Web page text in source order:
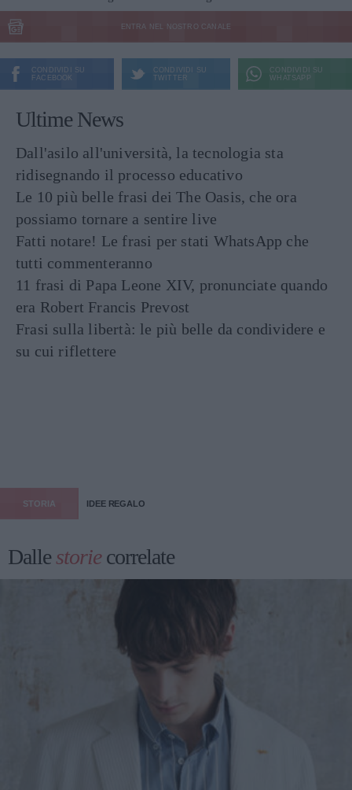
ENTRA NEL NOSTRO CANALE
CONDIVIDI SU
FACEBOOK
CONDIVIDI SU
TWITTER
CONDIVIDI SU
WHATSAPP
Ultime News
Dall'asilo all'università, la tecnologia sta
ridisegnando il processo educativo
Le 10 più belle frasi dei The Oasis, che ora
possiamo tornare a sentire live
Fatti notare! Le frasi per stati WhatsApp che
tutti commenteranno
11 frasi di Papa Leone XIV, pronunciate quando
era Robert Francis Prevost
Frasi sulla libertà: le più belle da condividere e
su cui riflettere
STORIA IDEE REGALO
Dallestoriecorrelate